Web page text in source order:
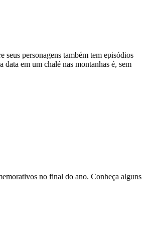
personagens também tem episódios
em um chalé nas montanhas é, sem
no final do ano. Conheça alguns